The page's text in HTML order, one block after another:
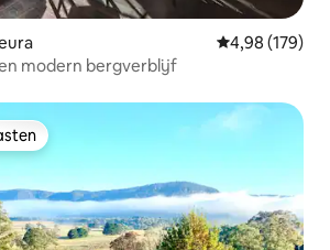
Gemiddelde
4,98 (179)
modern bergverblijf